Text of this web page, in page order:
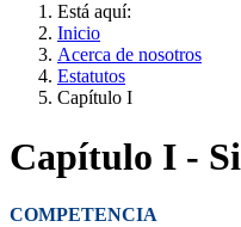
Está aquí:
Inicio
Acerca de nosotros
Estatutos
Capítulo I
Capítulo I -
COMPETENCIA